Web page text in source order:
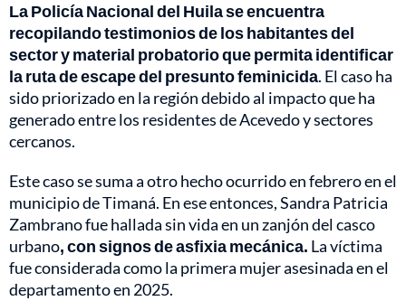
La Policía Nacional del Huila se encuentra
recopilando testimonios de los habitantes del
sector y material probatorio que permita identificar
la ruta de escape del presunto feminicida. El caso ha
sido priorizado en la región debido al impacto que ha
generado entre los residentes de Acevedo y sectores
cercanos.
Este caso se suma a otro hecho ocurrido en febrero en el
municipio de Timaná. En ese entonces, Sandra Patricia
Zambrano fue hallada sin vida en un zanjón del casco
urbano, con signos de asfixia mecánica. La víctima
fue considerada como la primera mujer asesinada en el
departamento en 2025.